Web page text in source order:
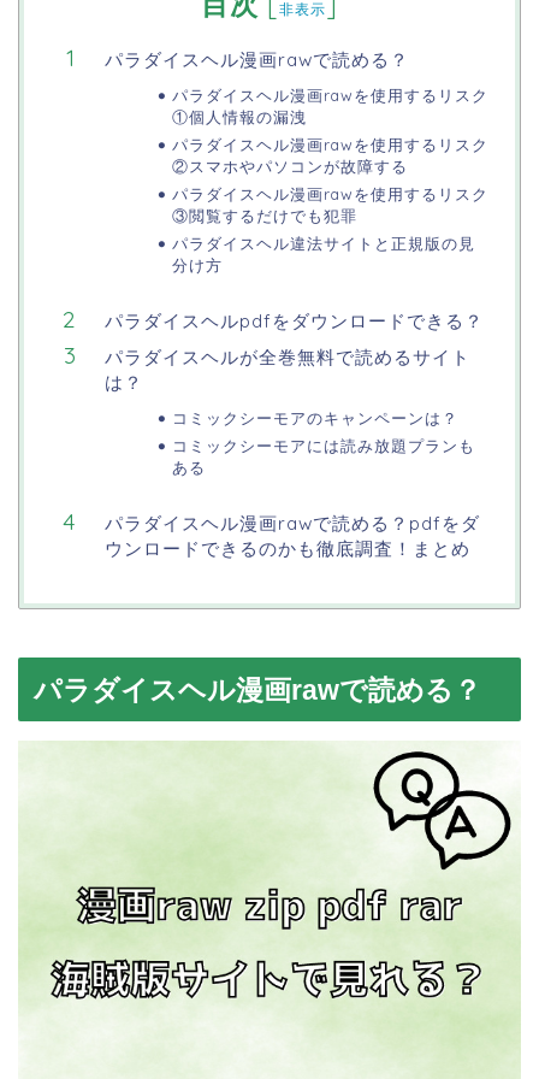
非表示
パラダイスヘル漫画rawで読める？
パラダイスヘル漫画rawを使用するリスク
①個人情報の漏洩
パラダイスヘル漫画rawを使用するリスク
②スマホやパソコンが故障する
パラダイスヘル漫画rawを使用するリスク
③閲覧するだけでも犯罪
パラダイスヘル違法サイトと正規版の見
分け方
パラダイスヘルpdfをダウンロードできる？
パラダイスヘルが全巻無料で読めるサイト
は？
コミックシーモアのキャンペーンは？
コミックシーモアには読み放題プランも
ある
パラダイスヘル漫画rawで読める？pdfをダ
ウンロードできるのかも徹底調査！まとめ
パラダイスヘル漫画rawで読める？